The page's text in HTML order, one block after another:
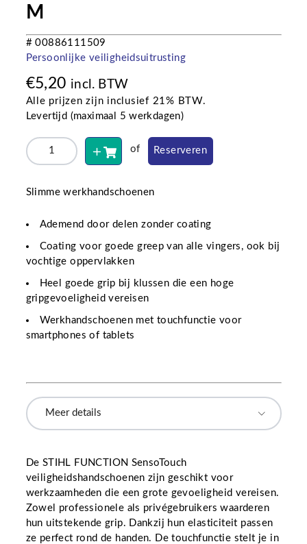
M
# 00886111509
Persoonlijke veiligheidsuitrusting
€5,20 incl. BTW
Alle prijzen zijn inclusief 21% BTW.
Levertijd (maximaal 5 werkdagen)
of Reserveren
Slimme werkhandschoenen
Ademend door delen zonder coating
Coating voor goede greep van alle vingers, ook bij
vochtige oppervlakken
Heel goede grip bij klussen die een hoge
gripgevoeligheid vereisen
Werkhandschoenen met touchfunctie voor
smartphones of tablets
De STIHL FUNCTION SensoTouch
veiligheidshandschoenen zijn geschikt voor
werkzaamheden die een grote gevoeligheid vereisen.
Zowel professionele als privégebruikers waarderen
hun uitstekende grip. Dankzij hun elasticiteit passen
ze perfect rond de handen. De touchfunctie stelt je in